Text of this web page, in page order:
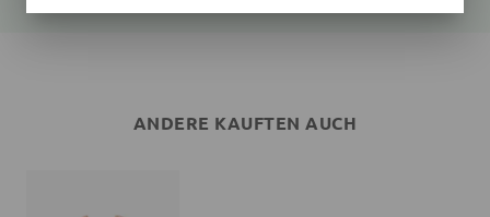
ANDERE KAUFTEN AUCH